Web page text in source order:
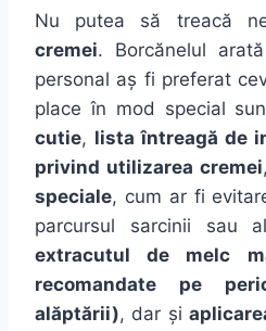
Nu putea să treacă
cremei. Borcănelul arată
personal aș fi preferat
placeîn mod special
cutie, lista întreagă de
privind utilizarea cremei
speciale, cum ar fi
parcursul sarcinii sau
extracutul de melc
recomandate pe
alăptării), dar și